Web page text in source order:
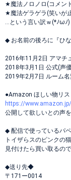
★魔法ノロノロ(コメン
★魔法ゲラゲラ(笑いが
…という言い訳ｗ(*ﾉωﾉ)
◆ お名前の後ろに『ひ
2016年11月2日 アマチ
2018年3月1日 公式(声
2019年2月7日 ルーム
●Amazon ほしい物リ
https://
公開して欲しいとの声
◆ 配信で使っているパ
トイザらスのピンクの
見付けたら買い取るの
◆送り先◆
〒171ー0014